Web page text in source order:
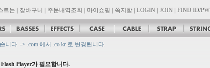
트는 장바구니 주문내역조회 마이쇼핑 쪽지함 LOGIN JOIN FIND ID/PW
니다. -> .com 에서 .co.kr 로 변경됩니다.
대리점 모집!! 그레치기타, 잭슨기타 한국 총판 톤퀘스트!!
Player가 필요합니다.